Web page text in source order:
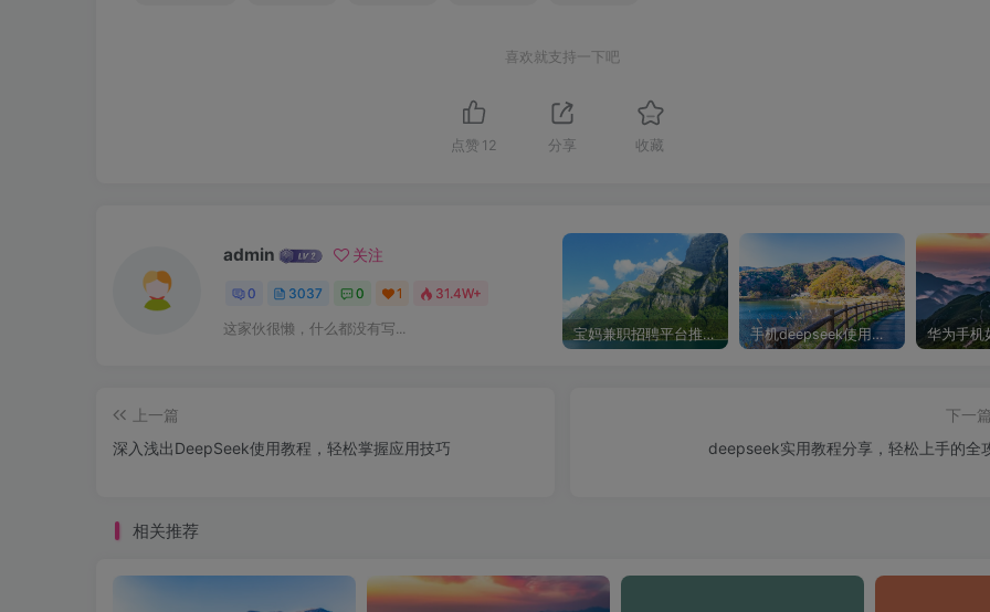
喜欢就支持一下吧
点赞 12 分享 收藏
admin 关注
0 3037 0 1 31.4W+
这家伙很懒，什么都没有写... 宝妈兼职招聘平台推荐，轻松找到理想工作！ 手机deepseek使用全攻略，轻松实现画图与炒股功能
上一篇
深入浅出DeepSeek使用教程，轻松掌握应用技巧
下一
deepseek实用教程分享，轻松上手的全
相关推荐